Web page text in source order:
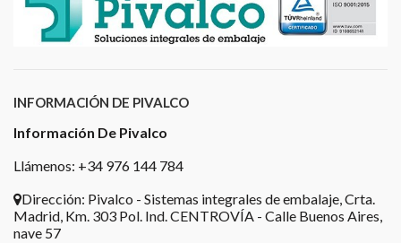
INFORMACIÓN DE PIVALCO
Información De Pivalco
Llámenos: +34 976 144 784
Dirección: Pivalco - Sistemas integrales de embalaje, Crta.
Madrid, Km. 303 Pol. Ind. CENTROVÍA - Calle Buenos Aires,
nave 57